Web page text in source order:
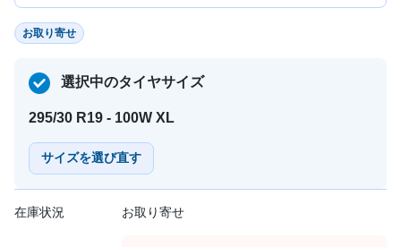
お取り寄せ
選択中のタイヤサイズ
295/30 R19 - 100W XL
サイズを選び直す
在庫状況 お取り寄せ